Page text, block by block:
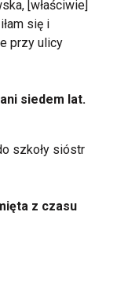
[właściwie]
się i
przy ulicy
siedem lat.
szkoły sióstr
z czasu